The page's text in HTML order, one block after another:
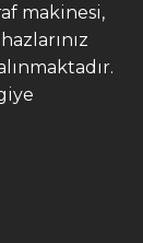
makinesi,